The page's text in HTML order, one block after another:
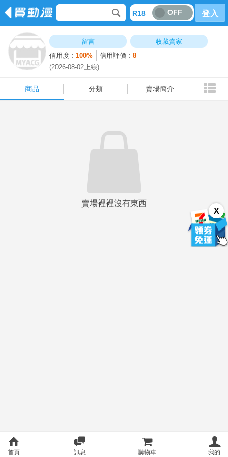
R18 OFF 登入
留言
收藏賣家
信用度︰100% 信用評價︰8
(2026-08-02上線)
商品 分類 賣場簡介
X
賣場裡裡沒有東西
商品 分類 賣場簡介
首頁 訊息 購物車 我的